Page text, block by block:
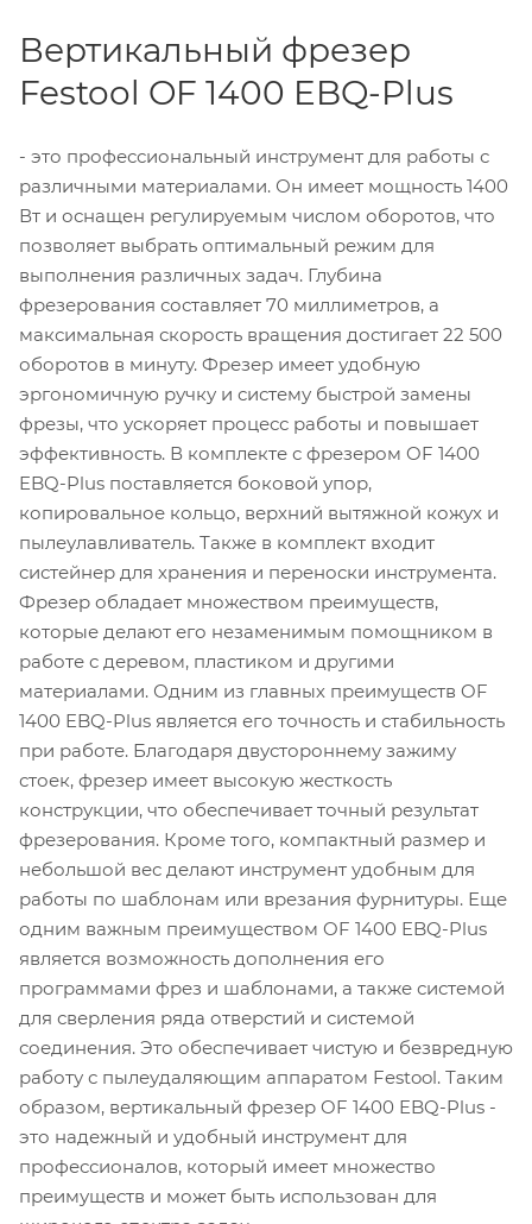
Вертикальный фрезер
Festool OF 1400 EBQ-Plus
- это профессиональный инструмент для работы с
различными материалами. Он имеет мощность 1400
Вт и оснащен регулируемым числом оборотов, что
позволяет выбрать оптимальный режим для
выполнения различных задач. Глубина
фрезерования составляет 70 миллиметров, а
максимальная скорость вращения достигает 22 500
оборотов в минуту. Фрезер имеет удобную
эргономичную ручку и систему быстрой замены
фрезы, что ускоряет процесс работы и повышает
эффективность. В комплекте с фрезером OF 1400
EBQ-Plus поставляется боковой упор,
копировальное кольцо, верхний вытяжной кожух и
пылеулавливатель. Также в комплект входит
систейнер для хранения и переноски инструмента.
Фрезер обладает множеством преимуществ,
которые делают его незаменимым помощником в
работе с деревом, пластиком и другими
материалами. Одним из главных преимуществ OF
1400 EBQ-Plus является его точность и стабильность
при работе. Благодаря двустороннему зажиму
стоек, фрезер имеет высокую жесткость
конструкции, что обеспечивает точный результат
фрезерования. Кроме того, компактный размер и
небольшой вес делают инструмент удобным для
работы по шаблонам или врезания фурнитуры. Еще
одним важным преимуществом OF 1400 EBQ-Plus
является возможность дополнения его
программами фрез и шаблонами, а также системой
для сверления ряда отверстий и системой
соединения. Это обеспечивает чистую и безвредную
работу с пылеудаляющим аппаратом Festool. Таким
образом, вертикальный фрезер OF 1400 EBQ-Plus -
это надежный и удобный инструмент для
профессионалов, который имеет множество
преимуществ и может быть использован для